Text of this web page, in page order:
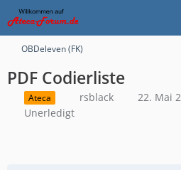
OBDeleven (FK)
PDF Codierliste
Ateca rsblack
22. Mai
Unerledigt